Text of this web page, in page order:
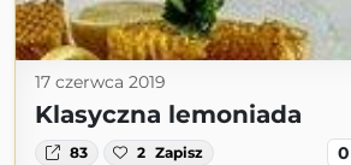
17 czerwca 2019
Klasyczna lemoniada
83 2 Zapisz 0